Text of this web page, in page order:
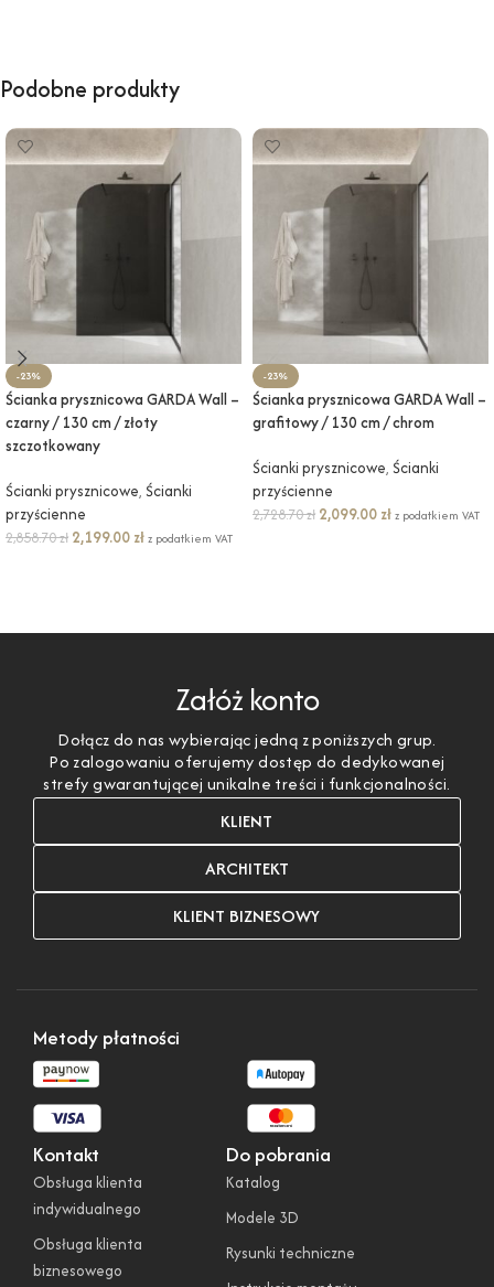
Podobne produkty
-23%
Ścianka prysznicowa GARDA Wall –
czarny / 130 cm / złoty
szczotkowany
Ścianki prysznicowe, Ścianki
przyścienne
2,858.70zł 2,199.00 złz podatkiem VAT
-23%
Ścianka prysznicowa GARDA Wall –
grafitowy / 130 cm / chrom
Ścianki prysznicowe, Ścianki
przyścienne
2,728.70zł 2,099.00 złz podatkiem VAT
Załóż konto
Dołącz do nas wybierając jedną z poniższych grup.
Po zalogowaniu oferujemy dostęp do dedykowanej
strefy gwarantującej unikalne treści i funkcjonalności.
KLIENT
ARCHITEKT
KLIENT BIZNESOWY
Kontakt
Obsługa klienta
indywidualnego
Obsługa klienta
biznesowego
Do pobrania
Katalog
Modele 3D
Rysunki techniczne
Metody płatności